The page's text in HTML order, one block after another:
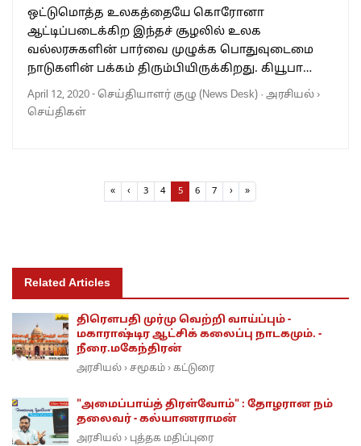
ஒட்டுமொத்த உலகத்தையே கொரோனா
ஆட்டிப்படைக்கிற இந்தச் சூழலில் உலக
வல்லரசுகளின் பார்வை முழுக்க பொதுவுடைமை
நாடுகளின் பக்கம் திரும்பியிருக்கிறது. கியூபா…
April 12, 2020-செய்தியாளர் குழு (News Desk) · அரசியல்›
செய்திகள்
« ‹ Page
3 Page
4 Current Page
5 Page
6 Page
7 › »
Related Articles
திரெளபதி முர்மு வெற்றி வாய்ப்பும் -
மகாராஷ்டிர ஆட்சிக் கலைப்பு நாடகமும். -
நீரை.மகேந்திரன்
அரசியல் › சமூகம் › கட்டுரை
"அமைப்பாய்த் திரள்வோம்" : தோழரான நம்
தலைவர் - கல்யாணராமன்
அரசியல் › புத்தக மதிப்புரை